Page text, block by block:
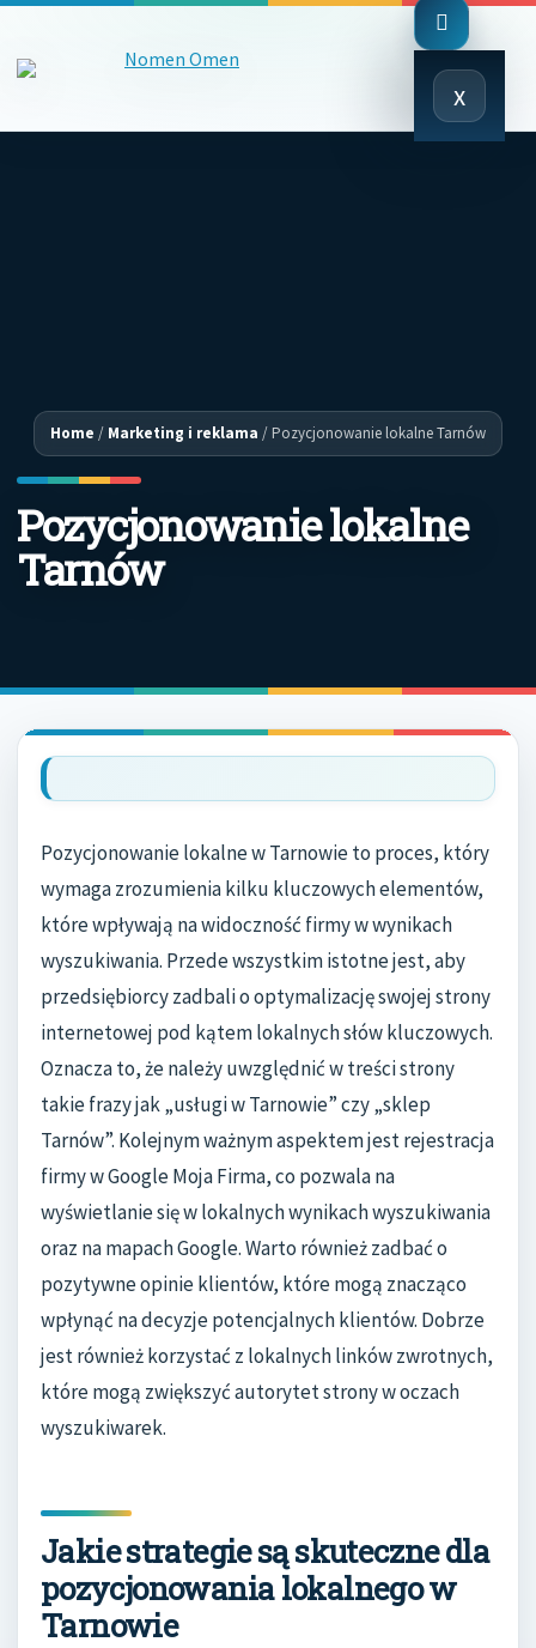
x
Close
Menu
Home / Marketing i reklama /Pozycjonowanie lokalne Tarnów
Pozycjonowanie lokalne
Tarnów
Pozycjonowanie lokalne w Tarnowie to proces, który
wymaga zrozumienia kilku kluczowych elementów,
które wpływają na widoczność firmy w wynikach
wyszukiwania. Przede wszystkim istotne jest, aby
przedsiębiorcy zadbali o optymalizację swojej strony
internetowej pod kątem lokalnych słów kluczowych.
Oznacza to, że należy uwzględnić w treści strony
takie frazy jak „usługi w Tarnowie” czy „sklep
Tarnów”. Kolejnym ważnym aspektem jest rejestracja
firmy w Google Moja Firma, co pozwala na
wyświetlanie się w lokalnych wynikach wyszukiwania
oraz na mapach Google. Warto również zadbać o
pozytywne opinie klientów, które mogą znacząco
wpłynąć na decyzje potencjalnych klientów. Dobrze
jest również korzystać z lokalnych linków zwrotnych,
które mogą zwiększyć autorytet strony w oczach
wyszukiwarek.
Jakie strategie są skuteczne dla
pozycjonowania lokalnego w
Tarnowie